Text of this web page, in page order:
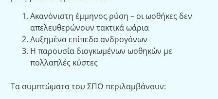
Ακανόνιστη έμμηνος ρύση – οι ωοθήκες δεν
απελευθερώνουν τακτικά ωάρια
Αυξημένα επίπεδα ανδρογόνων
Η παρουσία διογκωμένων ωοθηκών με
πολλαπλές κύστες
Τα συμπτώματα του ΣΠΩ περιλαμβάνουν: